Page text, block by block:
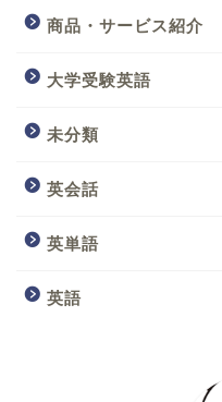
商品・サービス紹介
大学受験英語
未分類
英会話
英単語
英語